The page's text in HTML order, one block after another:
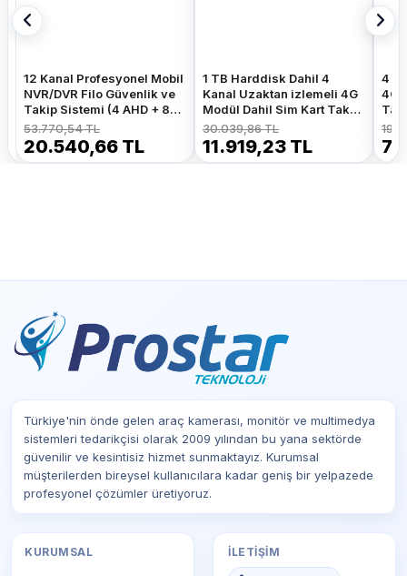
12 Kanal Profesyonel Mobil
NVR/DVR Filo Güvenlik ve
Takip Sistemi (4 AHD + 8
IP, 4G, GPS, WiFi,
Endüstriyel Kara Kutu)
53.770,54 TL
20.540,66 TL
1 TB Harddisk Dahil 4
Kanal Uzaktan izlemeli 4G
Modül Dahil Sim Kart Tak
Kullan Xmeye 5 MP Araç
Kayıt Cihazı
30.039,86 TL
11.919,23 TL
4
4G
Tak
Türkiye'nin önde gelen araç kamerası, monitör ve multimedya
sistemleri tedarikçisi olarak 2009 yılından bu yana sektörde
güvenilir ve kesintisiz hizmet sunmaktayız. Kurumsal
müşterilerden bireysel kullanıcılara kadar geniş bir yelpazede
profesyonel çözümler üretiyoruz.
KURUMSAL İLETIŞIM